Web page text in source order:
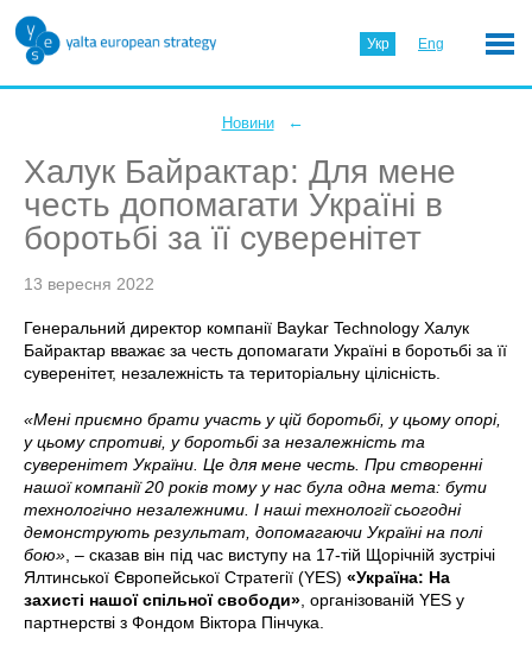
Укр Eng
Новини ←
Халук Байрактар: Для мене
честь допомагати Україні в
боротьбі за її суверенітет
13 вересня 2022
Генеральний директор компанії Baykar Technology Халук
Байрактар вважає за честь допомагати Україні в боротьбі за її
суверенітет, незалежність та територіальну цілісність.
«Мені приємно брати участь у цій боротьбі, у цьому опорі,
у цьому спротиві, у боротьбі за незалежність та
суверенітет України. Це для мене честь. При створенні
нашої компанії 20 років тому у нас була одна мета: бути
технологічно незалежними. І наші технології сьогодні
демонструють результат, допомагаючи Україні на полі
бою» , – сказав він під час виступу на 17-тій Щорічній зустрічі
Ялтинської Європейської Стратегії (YES) «Україна: На
захисті нашої спільної свободи» , організованій YES у
партнерстві з Фондом Віктора Пінчука.